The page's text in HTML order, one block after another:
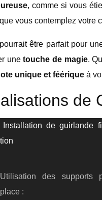
, comme si vous
vous contemplez votre
être parfait pour
unetouche de magie.
unique et féérique à
de
Utilisation des supports
place :